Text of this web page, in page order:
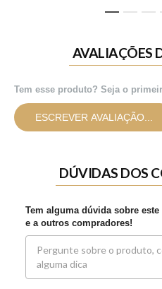
AVALIAÇÕES
Tem esse produto? Seja o
ESCREVER AVALIAÇÃO...
DÚVIDAS DOS
Tem alguma dúvida sobre
e a outros compradores!